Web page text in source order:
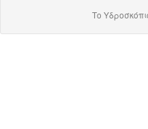
Το